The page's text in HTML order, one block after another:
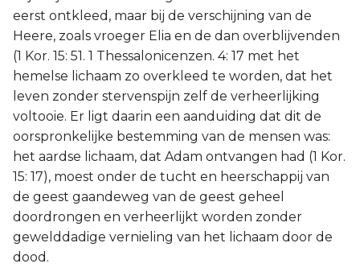
eerst ontkleed, maar bij de verschijning van de
Heere, zoals vroeger Elia en de dan overblijvenden
(1 Kor. 15: 51. 1 Thessalonicenzen. 4: 17 met het
hemelse lichaam zo overkleed te worden, dat het
leven zonder stervenspijn zelf de verheerlijking
voltooie. Er ligt daarin een aanduiding dat dit de
oorspronkelijke bestemming van de mensen was:
het aardse lichaam, dat Adam ontvangen had (1 Kor.
15: 17), moest onder de tucht en heerschappij van
de geest gaandeweg van de geest geheel
doordrongen en verheerlijkt worden zonder
gewelddadige vernieling van het lichaam door de
dood.